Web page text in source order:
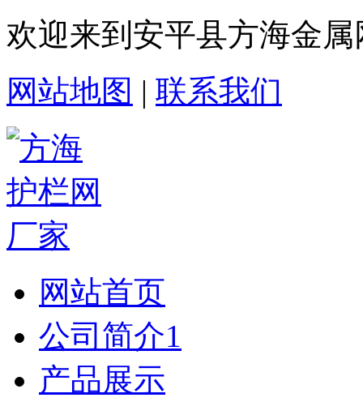
欢迎来到安平县方海金
网站地图 | 联系我们
网站首页
公司简介1
产品展示